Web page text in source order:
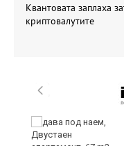
Квантовата заплаха
криптовалутите